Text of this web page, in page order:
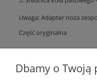
Uwaga: Adapter noża
Część oryginalna
ul. Warszawska 281
26-110Skarżysko-Kamienna
Dbamy o Twoją